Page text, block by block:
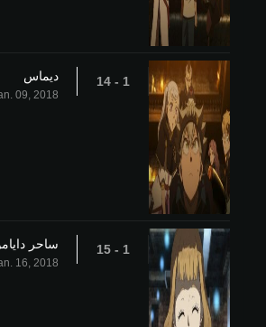
1 - 14 ديماس
09, 2018
1 - 15 ساحر
16, 2018